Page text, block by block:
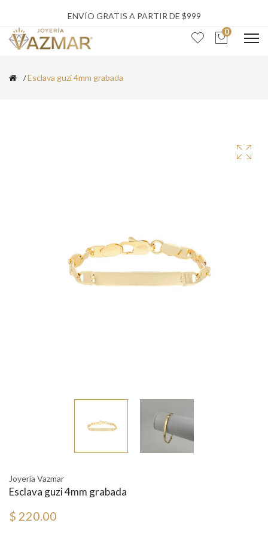
ENVÍO GRATIS A PARTIR DE $999
0
Esclava guzi 4mm grabada
Joyería Vazmar
Esclava guzi 4mm grabada
$ 220.00